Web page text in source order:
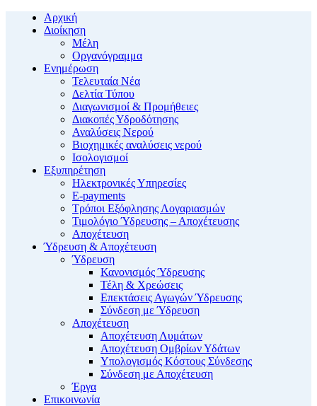
Αρχική
Διοίκηση
Μέλη
Οργανόγραμμα
Ενημέρωση
Τελευταία Νέα
Δελτία Τύπου
Διαγωνισμοί & Προμήθειες
Διακοπές Υδροδότησης
Αναλύσεις Νερού
Βιοχημικές αναλύσεις νερού
Ισολογισμοί
Εξυπηρέτηση
Ηλεκτρονικές Υπηρεσίες
E-payments
Τρόποι Εξόφλησης Λογαριασμών
Τιμολόγιο Ύδρευσης – Αποχέτευσης
Αποχέτευση
Ύδρευση & Αποχέτευση
Ύδρευση
Κανονισμός Ύδρευσης
Τέλη & Χρεώσεις
Επεκτάσεις Αγωγών Ύδρευσης
Σύνδεση με Ύδρευση
Αποχέτευση
Αποχέτευση Λυμάτων
Αποχέτευση Ομβρίων Υδάτων
Υπολογισμός Κόστους Σύνδεσης
Σύνδεση με Αποχέτευση
Έργα
Επικοινωνία